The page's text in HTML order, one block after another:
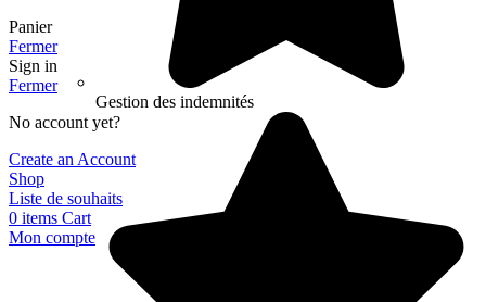
Gestion des indemnités
Panier
Fermer
Sign in
Fermer
No account yet?
Create an Account
Shop
Liste de souhaits
0 items Cart
Mon compte